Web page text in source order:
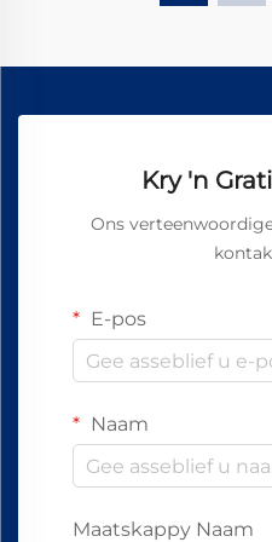
Kry 'n
Ons
E-pos
Naam
Maatskappy Naam